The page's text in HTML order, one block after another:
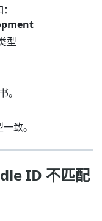
型
。
致。
ID 不匹配